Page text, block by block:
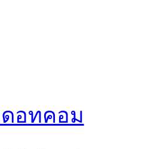
อทคอม